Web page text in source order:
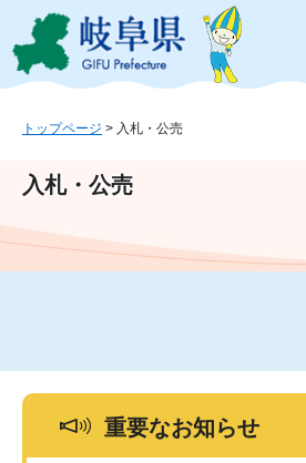
ジ
ュ
文
このページの本文へ
トップページ > 入札・公売
入札・公売
重要なお知らせ